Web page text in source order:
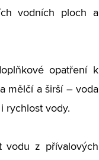
vodních ploch a
opatření k
mělčí a širší – voda
rychlost vody.
vodu z přívalových